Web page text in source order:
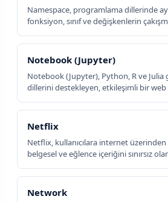
Namespace, programlama dillerinde
fonksiyon, sınıf ve değişkenlerin
Notebook (Jupyter)
Notebook (Jupyter), Python, R ve
dillerini destekleyen, etkileşimli bir web
Netflix
Netflix, kullanıcılara internet
belgesel ve eğlence içeriğini sınırsız
Network